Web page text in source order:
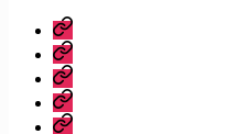
Startseite
Warum
dieser
Blog?
Bibliografie
Vita
Zitate